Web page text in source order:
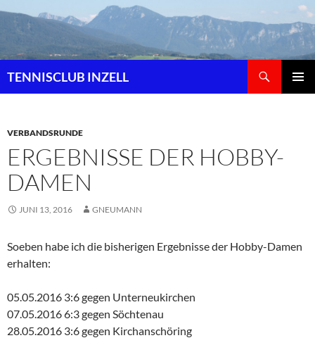
Zum
Inhalt
TENNISCLUB INZELL
VERBANDSRUNDE
ERGEBNISSE DER HOBBY-
DAMEN
JUNI 13, 2016 GNEUMANN
Soeben habe ich die bisherigen Ergebnisse der Hobby-Damen
erhalten:
05.05.2016 3:6 gegen Unterneukirchen
07.05.2016 6:3 gegen Söchtenau
28.05.2016 3:6 gegen Kirchanschöring